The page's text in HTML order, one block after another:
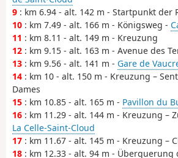
9 : km 6.94 - alt. 142 m - Startpunkt der
10 : km 7.49 - alt. 166 m - Königsweg -
11 : km 8.11 - alt. 149 m - Kreuzung
12 : km 9.15 - alt. 163 m - Avenue des
13 : km 9.56 - alt. 141 m - Gare de
14 : km 10 - alt. 150 m - Kreuzung –
Dames
15 : km 10.85 - alt. 165 m - Pavillon du
16 : km 11.29 - alt. 144 m - Kreuzung –
La Celle-Saint-Cloud
17 : km 11.67 - alt. 145 m - Kreuzung –
18 : km 12.33 - alt. 94 m - Überquerung